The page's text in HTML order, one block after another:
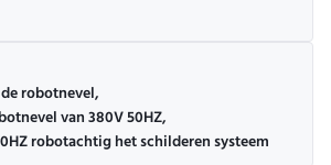
robotnevel,
van 380V 50HZ,
robotachtig het schilderen systeem